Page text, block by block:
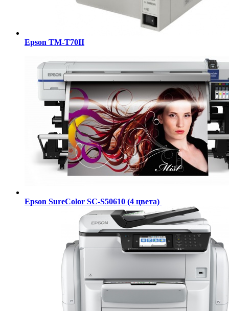
Epson TM-T70II
Epson SureColor SC-S50610 (4 цвета)